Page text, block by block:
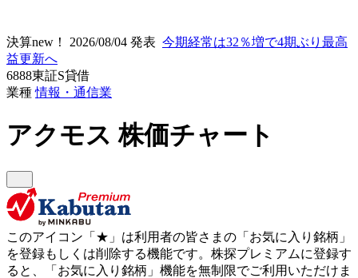
決算new！ 2026/08/04 発表 今期経常は32％増で4期ぶり最高
益更新へ
6888東証S貸借
業種情報・通信業
アクモス株価チャート
このアイコン 「★」 は利用者の皆さまの 「お気に入り銘柄」
を登録もしくは削除する機能です。 株探プレミアムに登録す
ると、「お気に入り銘柄」機能を無制限でご利用いただけま